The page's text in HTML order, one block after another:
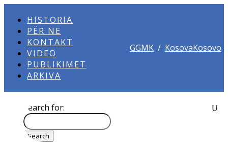
HISTORIA
PËR NE
KONTAKT
VIDEO
PUBLIKIMET
ARKIVA
GGMK / KosovaKosovo
Search for: